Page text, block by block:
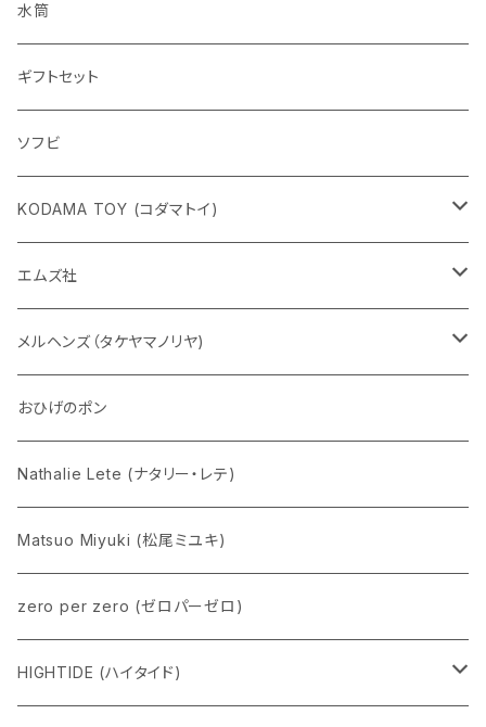
水筒
ギフトセット
ソフビ
KODAMA TOY (コダマトイ)
チャーミーちゃん
五型動物
Eddie パンダ
エムズ社
デコちゃん
クマちゃん
メルヘンズ（タケヤマノリヤ)
ケロペチーノ
おひげのポン
Nathalie Lete (ナタリー・レテ)
Matsuo Miyuki (松尾ミユキ)
zero per zero (ゼロパーゼロ)
HIGHTIDE (ハイタイド)